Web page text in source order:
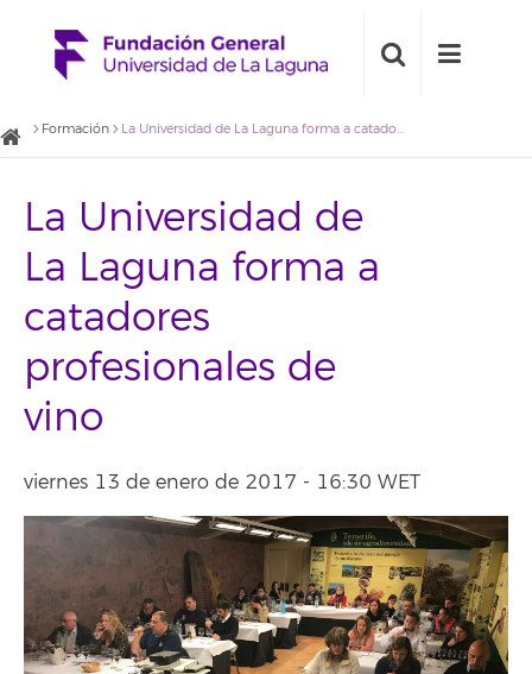
Formación La Universidad de La Laguna forma a catadores profesionales de vino
La Universidad de
La Laguna forma a
catadores
profesionales de
vino
viernes 13 de enero de 2017 - 16:30 WET